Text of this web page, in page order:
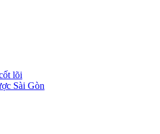
lõi
Sài Gòn